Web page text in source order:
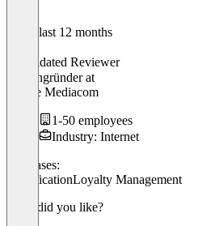
In the last 12 months
Validated Reviewer
Firmengründerat
Brogle Mediacom
1-50 employees
Industry: Internet
Use cases:
GamificationLoyalty Management
What did you like?